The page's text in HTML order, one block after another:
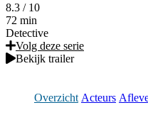
8.3 / 10
72 min
Detective
Volg deze serie
Bekijk trailer
Overzicht Acteurs